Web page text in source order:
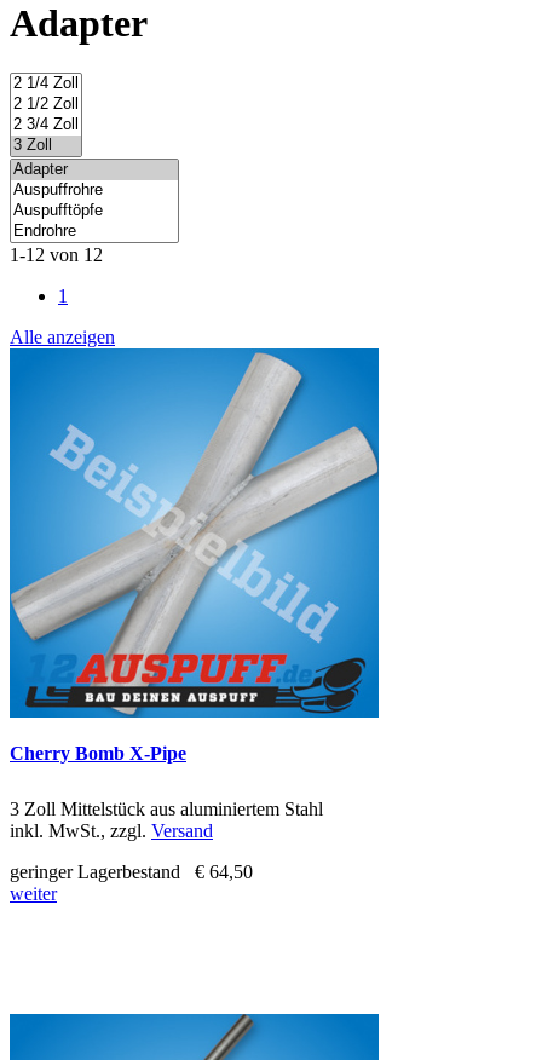
Adapter
1-12 von 12
1
Alle anzeigen
Cherry Bomb X-Pipe
3 Zoll Mittelstück aus aluminiertem Stahl
inkl. MwSt., zzgl. Versand
geringer Lagerbestand
€ 64,50
weiter